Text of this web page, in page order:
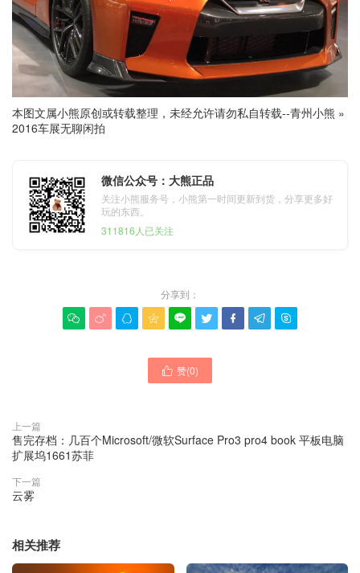
本图文属小熊原创或转载整理，未经允许请勿私自转载--青州小熊 »
2016车展无聊闲拍
微信公众号：大熊正品
关注小熊服务号，小熊第一时间更新到货，分享更多好
玩的东西。
311816人已关注
分享到：
        
 赞(0)
上一篇
售完存档：几百个Microsoft/微软Surface Pro3 pro4 book 平板电脑
扩展坞1661苏菲
下一篇
云雾
相关推荐